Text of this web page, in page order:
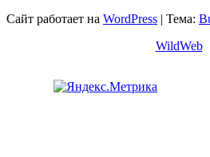
Сайт работает на WordPress | Тема:
WildWeb